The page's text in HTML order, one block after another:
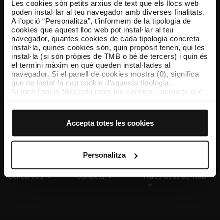
Les cookies són petits arxius de text que els llocs web
poden instal·lar al teu navegador amb diverses finalitats.
A l’opció “Personalitza”, t’informem de la tipologia de
cookies que aquest lloc web pot instal·lar al teu
navegador, quantes cookies de cada tipologia concreta
instal·la, quines cookies són, quin propòsit tenen, qui les
instal·la (si són pròpies de TMB o bé de tercers) i quin és
el termini màxim en què queden instal·lades al
navegador. Si el panell de cookies mostra (0), significa
que no instal·la cap cookie d’aquesta tipologia.
Si tries l’opció “Accepta totes les cookies”, permets que
El selector que es troba a la dreta de cada tipologia de
cookies d’aquella classe.
Un cop hagis marcat les teves preferències, has de fer
clic sobre “Selecciona i configura”. Així, s’instal·laran
només les cookies de la tipologia que hagis seleccionat
personalització, perquè permeten recordar les teves
opcions de navegació (com ara l’idioma) i milloren la teva
Accepta totes les cookies
Personalitza
TMB App
Descarrega’t TMB App i compra els teus bitllets
App Store Google Play
Coneix-nos Contacta Altres webs de TMB